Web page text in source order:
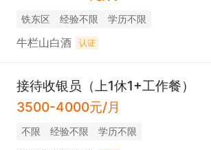
铁东区 经验不限 学历不限
牛栏山白酒 认证
接待收银员（上1休1+工作餐）
3500-4000元/月
不限 经验不限 学历不限